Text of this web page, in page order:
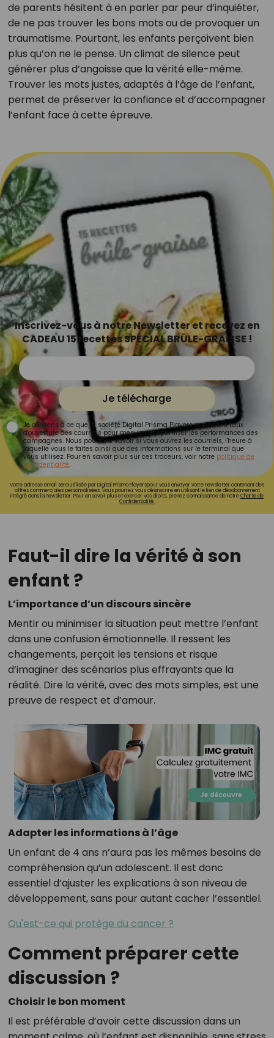
de parents hésitent à en parler par peur d’inquiéter,
de ne pas trouver les bons mots ou de provoquer un
traumatisme. Pourtant, les enfants perçoivent bien
plus qu’on ne le pense. Un climat de silence peut
générer plus d’angoisse que la vérité elle-même.
Trouver les mots justes, adaptés à l’âge de l’enfant,
permet de préserver la confiance et d’accompagner
l’enfant face à cette épreuve.
Inscrivez-vous à notre Newsletter et recevez en
CADEAU 15 recettes SPÉCIAL BRÛLE-GRAISSE !
Je télécharge
Je consens à ce que la société Digital Prisma Players analyse le taux
d'ouverture des courriels pour mesurer et optimiser les performances des
campagnes. Nous pourrons savoir si vous ouvrez les courriels, l'heure à
laquelle vous le faites ainsi que des informations sur le terminal que
vous utilisez. Pour en savoir plus sur ces traceurs, voir notre politique de
confidentialité.
Votre adresse email sera utilisée par Digital Prisma Playerspour vous envoyer votre newsletter contenant des
offres commerciales personnalisées. Vous pourrez vous désinscrire en utilisant le lien de désabonnement
intégré dans la newsletter. Pour en savoir plus et exercer vos droits, prenez connaissance de notreCharte de
Confidentialité.
Faut-il dire la vérité à son
enfant ?
L’importance d’un discours sincère
Mentir ou minimiser la situation peut mettre l’enfant
dans une confusion émotionnelle. Il ressent les
changements, perçoit les tensions et risque
d’imaginer des scénarios plus effrayants que la
réalité. Dire la vérité, avec des mots simples, est une
preuve de respect et d’amour.
Adapter les informations à l’âge
Un enfant de 4 ans n’aura pas les mêmes besoins de
compréhension qu’un adolescent. Il est donc
essentiel d’ajuster les explications à son niveau de
développement, sans pour autant cacher l’essentiel.
Qu'est-ce qui protège du cancer ?
Comment préparer cette
discussion ?
Choisir le bon moment
Il est préférable d’avoir cette discussion dans un